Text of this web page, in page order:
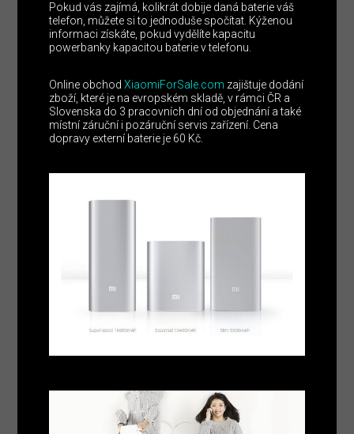
Pokud vás zajímá, kolikrát dobije daná baterie váš
telefon, můžete si to jednoduše spočítat. Kýženou
informaci získáte, pokud vydělíte kapacitu
powerbanky kapacitou baterie v telefonu.
Online obchodXiaomiForSale.com zajištuje dodání
zboží, které je na evropském skladě, v rámci ČR a
Slovenska do 3 pracovních dní od objednání a také
místní záruční i pozáruční servis zařízení. Cena
dopravy externí baterie je 60 Kč.